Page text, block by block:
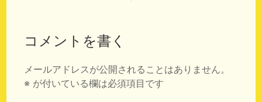
コメントを書く
メールアドレスが公開されることはありません。
※ が付いている欄は必須項目です